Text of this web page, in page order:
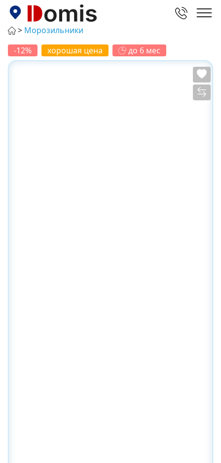
Морозильники
-12%
хорошая цена до 6 мес